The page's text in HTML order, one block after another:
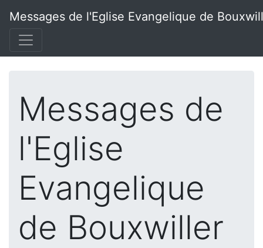
Messages de l'Eglise Evangelique de
Messages de
l'Eglise
Evangelique
de Bouxwiller